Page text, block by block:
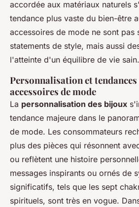
accordée aux matériaux naturels
tendance plus vaste du bien-être
accessoires de mode ne sont pas
statements de style, mais aussi
l'atteinte d'un équilibre de vie sain.
Personnalisation et tendances
accessoires de mode
La personnalisation des bijoux
tendance majeure dans le
de mode. Les consommateurs
plus des pièces qui résonnent
ou reflètent une histoire
messages inspirants ou ornés de
significatifs, tels que les sept
spirituels, sont très en vogue.